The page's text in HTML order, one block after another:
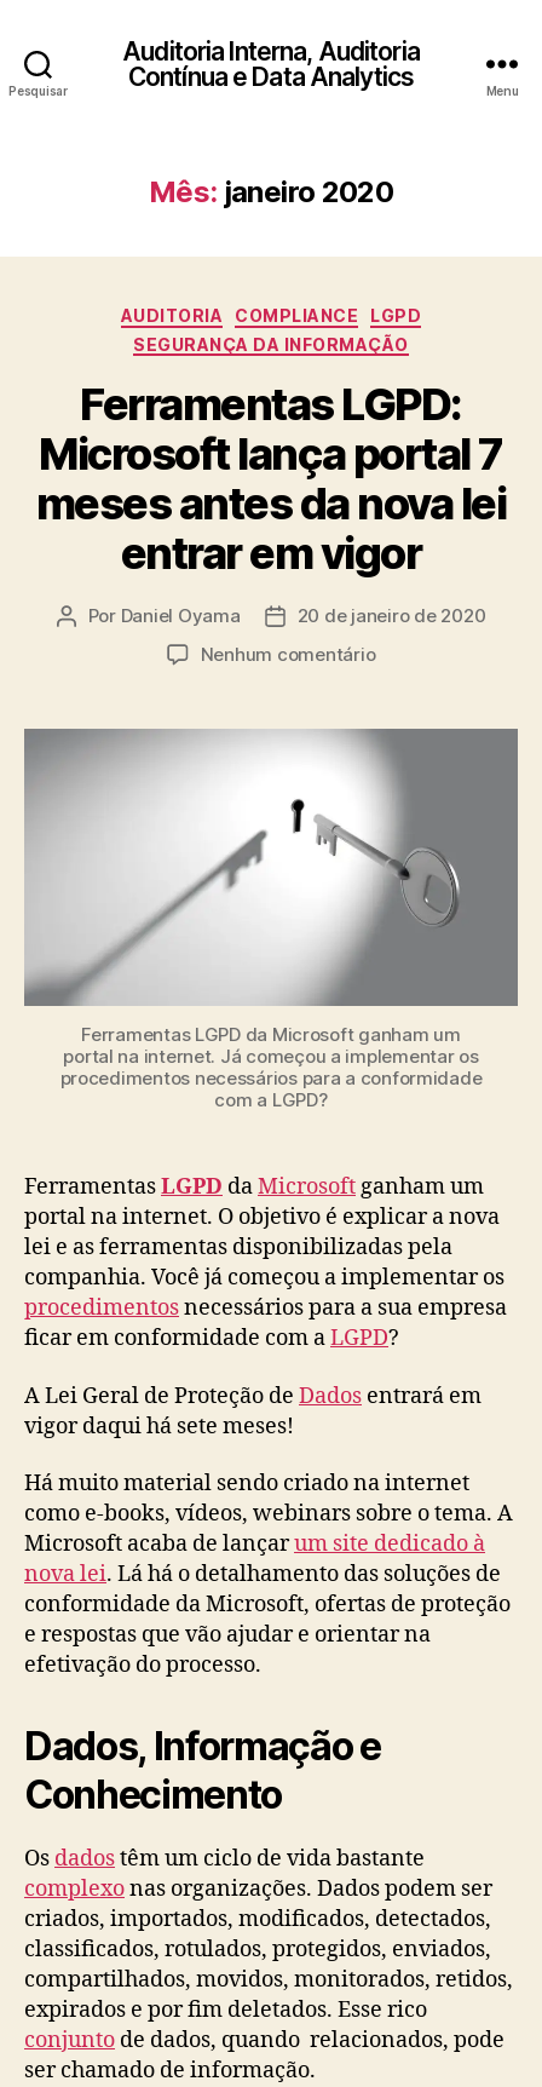
Pesquisar
Auditoria Interna, Auditoria
Contínua e Data Analytics
Menu
Mês: janeiro 2020
Categorias
AUDITORIA COMPLIANCE
LGPD
SEGURANÇA DA INFORMAÇÃO
Ferramentas LGPD:
Microsoft lança portal 7
meses antes da nova lei
entrar em vigor
Autor
Por Daniel Oyama
Data20 de janeiro de 2020
Nenhum comentárioem
Microsoft
lança
antes
nova
vigor
Ferramentas LGPD da Microsoft ganham um
portal na internet. Já começou a implementar os
procedimentos necessários para a conformidade
com a LGPD?
FerramentasLGPD daMicrosoftganham um
portal na internet. O objetivo é explicar a nova
lei e as ferramentas disponibilizadas pela
companhia. Você já começou a implementar os
procedimentosnecessários para a sua empresa
ficar em conformidade com aLGPD?
A Lei Geral de Proteção de Dados entrará em
vigor daqui há sete meses!
Há muito material sendo criado na internet
como e-books, vídeos, webinars sobre o tema. A
Microsoft acaba de lançarum site dedicado à
nova lei. Lá há o detalhamento das soluções de
conformidade da Microsoft, ofertas de proteção
e respostas que vão ajudar e orientar na
efetivação do processo.
Dados, Informação e
Conhecimento
Os dadostêm um ciclo de vida bastante
complexonas organizações. Dados podem ser
criados, importados, modificados, detectados,
classificados, rotulados, protegidos, enviados,
compartilhados, movidos, monitorados, retidos,
expirados e por fim deletados. Esse rico
conjunto de dados, quando relacionados, pode
ser chamado de informação.